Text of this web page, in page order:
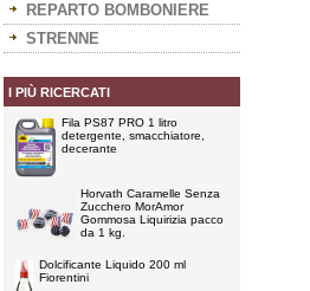
REPARTO BOMBONIERE
STRENNE
I PIÙ RICERCATI
Fila PS87 PRO 1 litro
detergente, smacchiatore,
decerante
Horvath Caramelle Senza
Zucchero MorAmor
Gommosa Liquirizia pacco
da 1 kg.
Dolcificante Liquido 200 ml
Fiorentini